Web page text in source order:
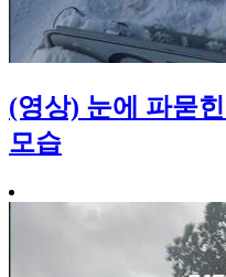
(영상) 눈에 파묻
모습